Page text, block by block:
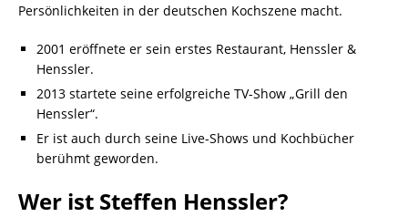
Persönlichkeiten in der deutschen Kochszene macht.
2001 eröffnete er sein erstes Restaurant, Henssler &
Henssler.
2013 startete seine erfolgreiche TV-Show „Grill den
Henssler“.
Er ist auch durch seine Live-Shows und Kochbücher
berühmt geworden.
Wer ist Steffen Henssler?